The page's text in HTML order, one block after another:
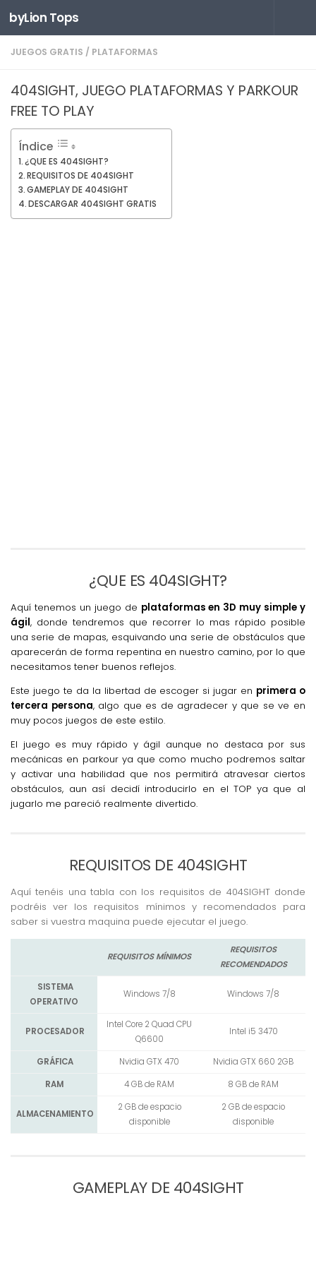
Saltar al contenido
byLion Tops
JUEGOS GRATIS / PLATAFORMAS
404SIGHT, JUEGO PLATAFORMAS Y PARKOUR
FREE TO PLAY
Índice
¿QUE ES 404SIGHT?
REQUISITOS DE 404SIGHT
GAMEPLAY DE 404SIGHT
DESCARGAR 404SIGHT GRATIS
¿QUE ES 404SIGHT?
Aquí tenemos un juego de plataformas en 3D muy simple y
ágil, donde tendremos que recorrer lo mas rápido posible
una serie de mapas, esquivando una serie de obstáculos que
aparecerán de forma repentina en nuestro camino, por lo que
necesitamos tener buenos reflejos.
Este juego te da la libertad de escoger si jugar en primera o
tercera persona, algo que es de agradecer y que se ve en
muy pocos juegos de este estilo.
El juego es muy rápido y ágil aunque no destaca por sus
mecánicas en parkour ya que como mucho podremos saltar
y activar una habilidad que nos permitirá atravesar ciertos
obstáculos, aun así decidí introducirlo en el TOP ya que al
jugarlo me pareció realmente divertido.
REQUISITOS DE 404SIGHT
Aquí tenéis una tabla con los requisitos de 404SIGHT donde
podréis ver los requisitos mínimos y recomendados para
saber si vuestra maquina puede ejecutar el juego.
REQUISITOS MÍNIMOS
REQUISITOS
RECOMENDADOS
SISTEMA
OPERATIVO
Windows 7/8 Windows 7/8
PROCESADOR
Intel Core 2 Quad CPU
Q6600
Intel i5 3470
GRÁFICA Nvidia GTX 470
Nvidia GTX 660 2GB
RAM
4 GB de RAM 8 GB de RAM
ALMACENAMIENTO
2 GB de espacio
disponible
2 GB de espacio
disponible
GAMEPLAY DE 404SIGHT